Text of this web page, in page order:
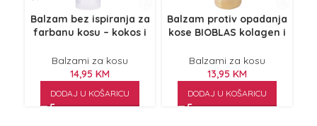
Balzam bez ispiranja za
farbanu kosu – kokos i
Balzami za kosu
14,95 KM
DODAJ U KOŠARICU
Balzam protiv opadanja
kose BIOBLAS kolagen i
Balzami za kosu
13,95 KM
DODAJ U KOŠARICU